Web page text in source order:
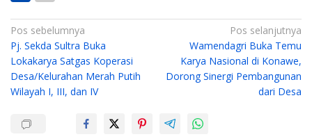
N
a
v
i
Pos sebelumnya
Pj. Sekda Sultra Buka
Lokakarya Satgas Koperasi
Desa/Kelurahan Merah Putih
Wilayah I, III, dan IV
Pos selanjutnya
Wamendagri Buka Temu
Karya Nasional di Konawe,
Dorong Sinergi Pembangunan
dari Desa